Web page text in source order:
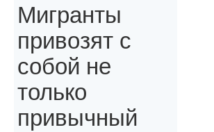
Мигранты
привозят с
собой не
только
привычный